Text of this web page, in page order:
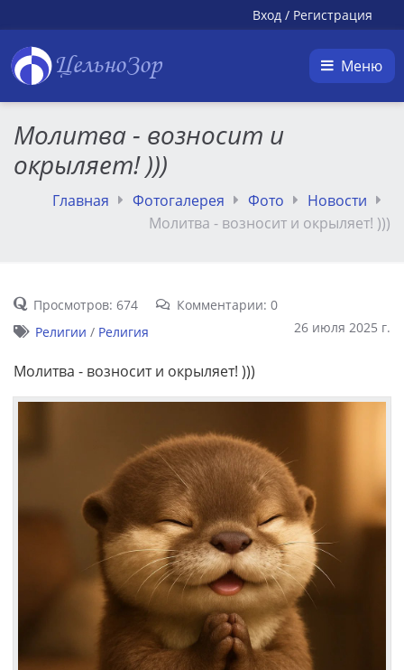
Вход / Регистрация
ЦельноЗор Меню
Молитва - возносит и
окрыляет! )))
Главная Фотогалерея Фото
Новости
Молитва - возносит и окрыляет! )))
Просмотров: 674
Комментарии: 0
26 июля 2025 г.
Религии / Религия
Молитва - возносит и окрыляет! )))